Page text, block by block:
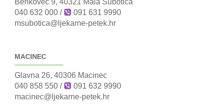
Benkovec 9, 40321 Mala Subotica
040 632 000 /
091 631 9990
msubotica@ljekarne-petek.hr
MACINEC
Glavna 26, 40306 Macinec
040 858 550 /
091 632 9990
macinec@ljekarne-petek.hr